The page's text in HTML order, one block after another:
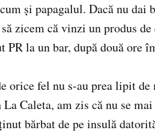
şi papagalul. Dacă nu
zicem că vinzi un produs
PR la un bar, după două ore
orice fel nu s-au prea lipit
Caleta, am zis că nu se
bărbat de pe insulă